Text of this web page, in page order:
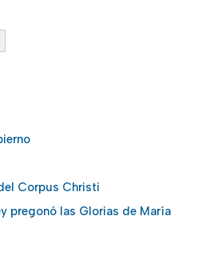
Corpus Christi
pregonó las Glorias de María